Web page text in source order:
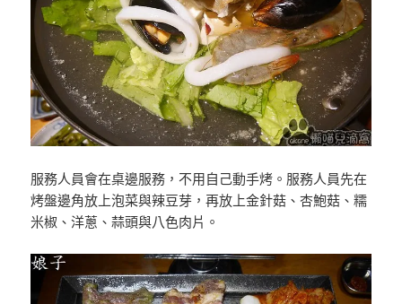
服務人員會在桌邊服務，不用自己動手烤。服務人員先在
烤盤邊角放上泡菜與辣豆芽，再放上金針菇、杏鮑菇、糯
米椒、洋蔥、蒜頭與八色肉片。